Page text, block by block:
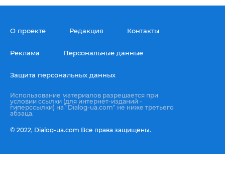
О проекте Редакция Контакты
Реклама Персональные данные
Защита персональных данных
Использование материалов разрешается при
условии ссылки (для интернет-изданий -
гиперссылки) на "Dialog-ua.com" не ниже третьего
абзаца.
© 2022, Dialog-ua.сom Все права защищены.